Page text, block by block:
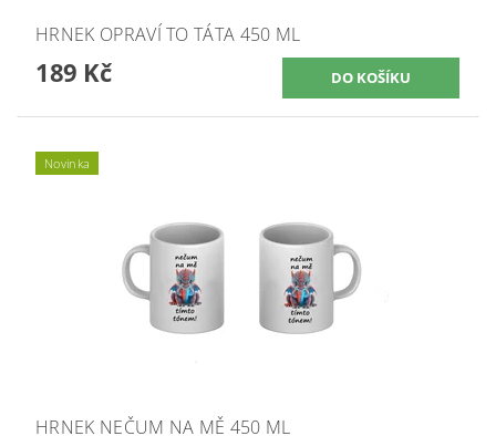
HRNEK OPRAVÍ TO TÁTA 450 ML
189 Kč
Novinka
HRNEK NEČUM NA MĚ 450 ML